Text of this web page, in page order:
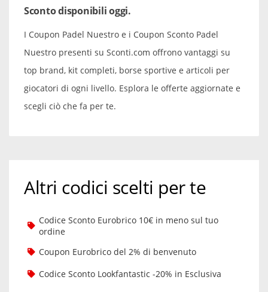
Sconto disponibili oggi.
I Coupon Padel Nuestro e i Coupon Sconto Padel
Nuestro presenti su Sconti.com offrono vantaggi su
top brand, kit completi, borse sportive e articoli per
giocatori di ogni livello. Esplora le offerte aggiornate e
scegli ciò che fa per te.
Altri codici scelti per te
Codice Sconto Eurobrico 10€ in meno sul tuo
ordine
Coupon Eurobrico del 2% di benvenuto
Codice Sconto Lookfantastic -20% in Esclusiva